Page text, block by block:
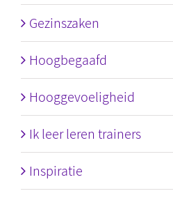
Gezinszaken
Hoogbegaafd
Hooggevoeligheid
Ik leer leren trainers
Inspiratie